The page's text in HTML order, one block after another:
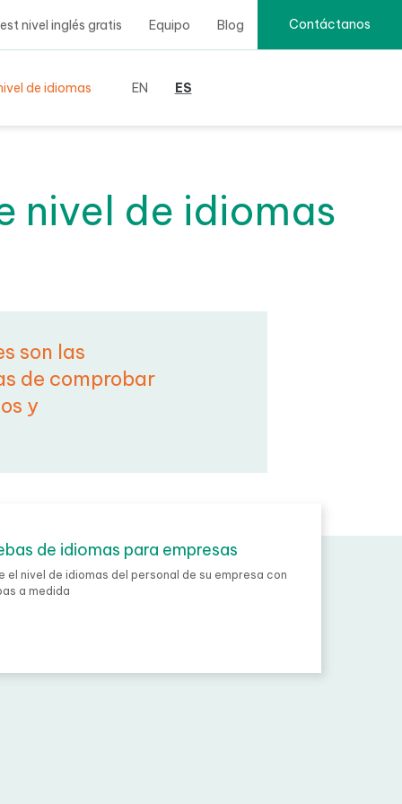
nivel inglés gratis Equipo Blog Contáctanos
de idiomas EN ES
nivel de
las
de comprobar
de idiomas para empresas